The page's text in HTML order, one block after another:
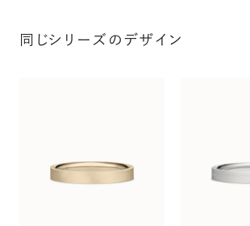
同じシリーズのデザイン